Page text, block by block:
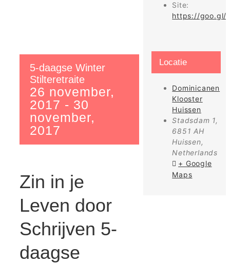
5-daagse Winter
Stilteretraite
26 november,
2017 - 30
november,
2017
Zin in je
Leven door
Schrijven 5-
daagse
Site:
https://goo.gl/
Locatie
Dominicanen
Klooster
Huissen
Stadsdam 1,
6851 AH
Huissen,
Netherlands
+ Google
Maps